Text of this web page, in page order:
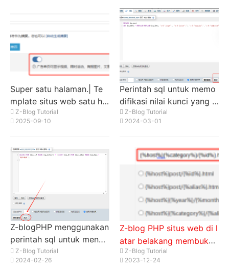
Super satu halaman.| Te
mplate situs web satu hal
aman| Bagaimana SEO d
apat mengatur semua art
n? < / p > < p >
Z-Blog Tutorial
2025-09-10
Perintah sql untuk memo
difikasi nilai kunci yang d
itentukan oleh kolom log
_Meta secara batch dala
Z-Blog Tutorial
2024-03-01
Z-blogPHP menggunakan
perintah sql untuk mengh
apus artikel yang diposti
ng oleh pengguna tertent
Z-Blog Tutorial
2024-02-26
Z-blog PHP situs web di l
atar belakang membuka
skema konfigurasi URL p
Z-Blog Tutorial
2023-12-24